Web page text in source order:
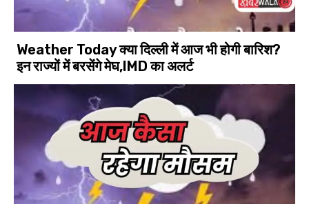
Weather Today क्या दिल्ली में आज भी होगी बारिश?
इन राज्यों में बरसेंगे मेघ,IMD का अलर्ट